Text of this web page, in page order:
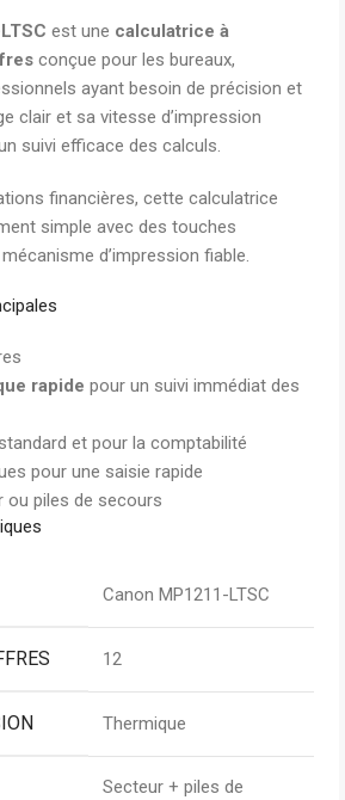
est une calculatrice à
conçue pour les bureaux,
ayant besoin de précision et
clair et sa vitesse d’impression
suivi efficace des calculs.
financières, cette calculatrice
simple avec des touches
d’impression fiable.
rapide pour un suivi immédiat des
et pour la comptabilité
pour une saisie rapide
ou piles de secours
Canon MP1211-LTSC
12
Thermique
Secteur + piles de